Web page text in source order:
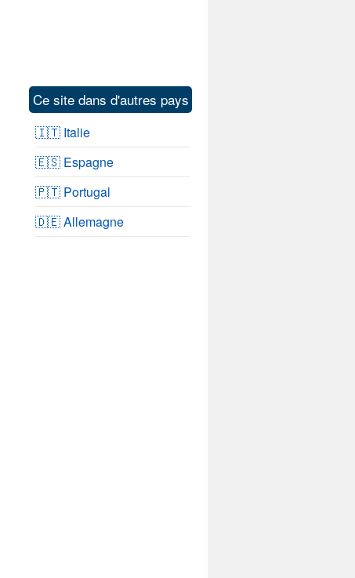
Ce site dans d'autres pays
🇮🇹 Italie
🇪🇸 Espagne
🇵🇹 Portugal
🇩🇪 Allemagne